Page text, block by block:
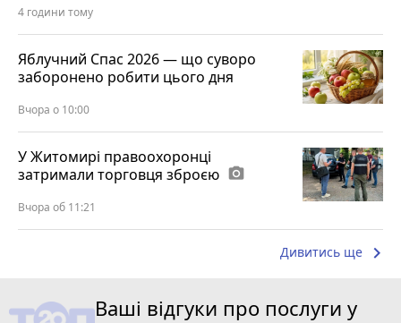
4 години тому
Яблучний Спас 2026 — що суворо
заборонено робити цього дня
Вчора о 10:00
У Житомирі правоохоронці
затримали торговця зброєю photo_camera
Вчора об 11:21
Дивитись ще keyboard_arrow_right
Ваші відгуки про послуги у